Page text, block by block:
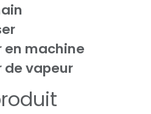
en machine
de vapeur